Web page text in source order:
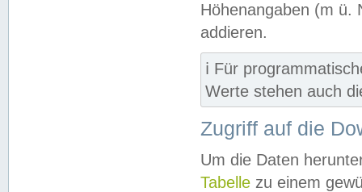
Höhenangaben (m ü.
addieren.
ℹ️ Für
Werte stehen auch
Zugriff auf die
Um die Daten
Tabelle zu einem